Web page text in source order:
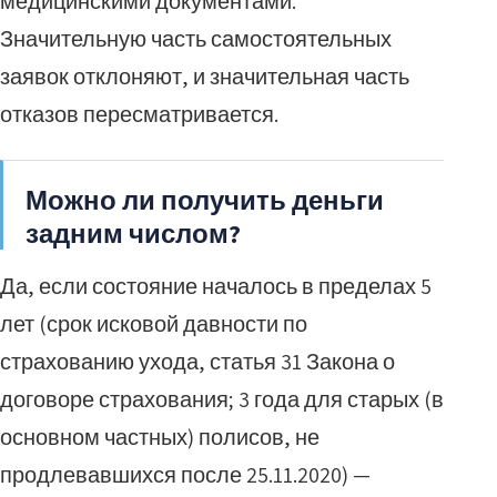
Значительную часть самостоятельных
заявок отклоняют, и значительная часть
отказов пересматривается.
Можно ли получить деньги
задним числом?
Да, если состояние началось в пределах 5
лет (срок исковой давности по
страхованию ухода, статья 31 Закона о
договоре страхования; 3 года для старых (в
основном частных) полисов, не
продлевавшихся после 25.11.2020) —